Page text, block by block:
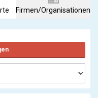
Firmen/Organisationen